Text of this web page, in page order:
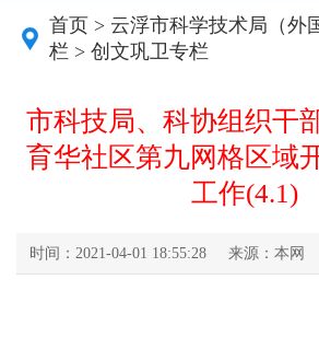
首页 > 云浮市科学技术局（外
栏 > 创文巩卫专栏
市科技局、科协组织干
育华社区第九网格区域
工作(4.1)
时间：2021-04-01 18:55:28 来源：本网